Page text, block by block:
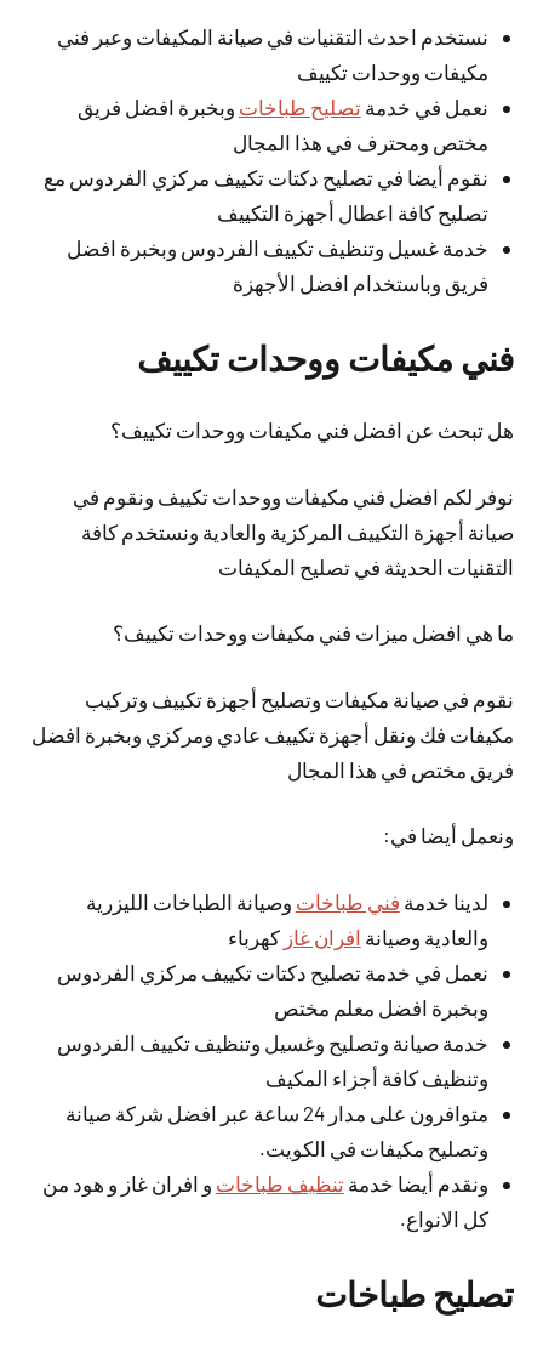
نستخدم احدث التقنيات في صيانة المكيفات وعبر فني
مكيفات ووحدات تكييف
نعمل في خدمةتصليح طباخات وبخبرة افضل فريق
مختص ومحترف في هذا المجال
نقوم أيضا في تصليح دكتات تكييف مركزي الفردوس مع
تصليح كافة اعطال أجهزة التكييف
خدمة غسيل وتنظيف تكييف الفردوس وبخبرة افضل
فريق وباستخدام افضل الأجهزة
فني مكيفات ووحدات تكييف
هل تبحث عن افضل فني مكيفات ووحدات تكييف؟
نوفر لكم افضل فني مكيفات ووحدات تكييف ونقوم في
صيانة أجهزة التكييف المركزية والعادية ونستخدم كافة
التقنيات الحديثة في تصليح المكيفات
ما هي افضل ميزات فني مكيفات ووحدات تكييف؟
نقوم في صيانة مكيفات وتصليح أجهزة تكييف وتركيب
مكيفات فك ونقل أجهزة تكييف عادي ومركزي وبخبرة افضل
فريق مختص في هذا المجال
ونعمل أيضا في:
لدينا خدمة فني طباخات وصيانة الطباخات الليزرية
والعادية وصيانة افران غاز كهرباء
نعمل في خدمة تصليح دكتات تكييف مركزي الفردوس
وبخبرة افضل معلم مختص
خدمة صيانة وتصليح وغسيل وتنظيف تكييف الفردوس
وتنظيف كافة أجزاء المكيف
متوافرون على مدار 24 ساعة عبر افضل شركة صيانة
وتصليح مكيفات في الكويت.
ونقدم أيضا خدمةتنظيف طباخات و افران غاز و هود من
كل الانواع.
تصليح طباخات